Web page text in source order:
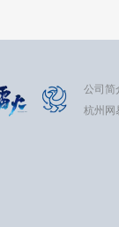
公司简
杭州